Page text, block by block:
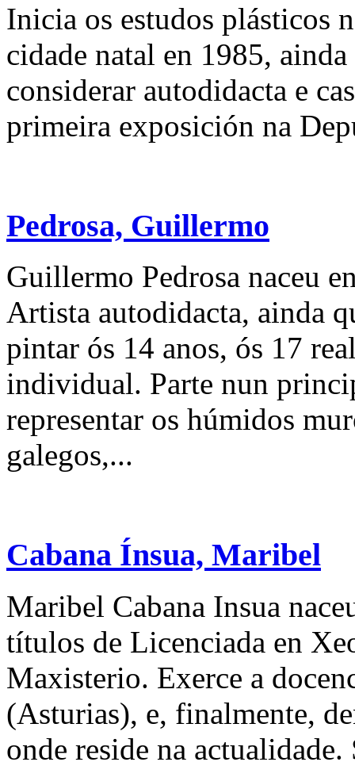
Inicia os estudos plásticos
cidade natal en 1985,
considerar autodidacta e
primeira exposición na
Pedrosa, Guillermo
Guillermo Pedrosa naceu
Artista autodidacta, ainda
pintar ós 14 anos, ós 17
individual. Parte nun
representar os húmidos
galegos,...
Cabana Ínsua, Maribel
Maribel Cabana Insua
títulos de Licenciada en
Maxisterio. Exerce a
(Asturias), e, finalmente,
onde reside na